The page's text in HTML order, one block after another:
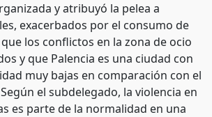
y atribuyó la pelea a
exacerbados por el consumo de
los conflictos en la zona de ocio
y que Palencia es una ciudad con
muy bajas en comparación con el
el subdelegado, la violencia en
es parte de la normalidad en una